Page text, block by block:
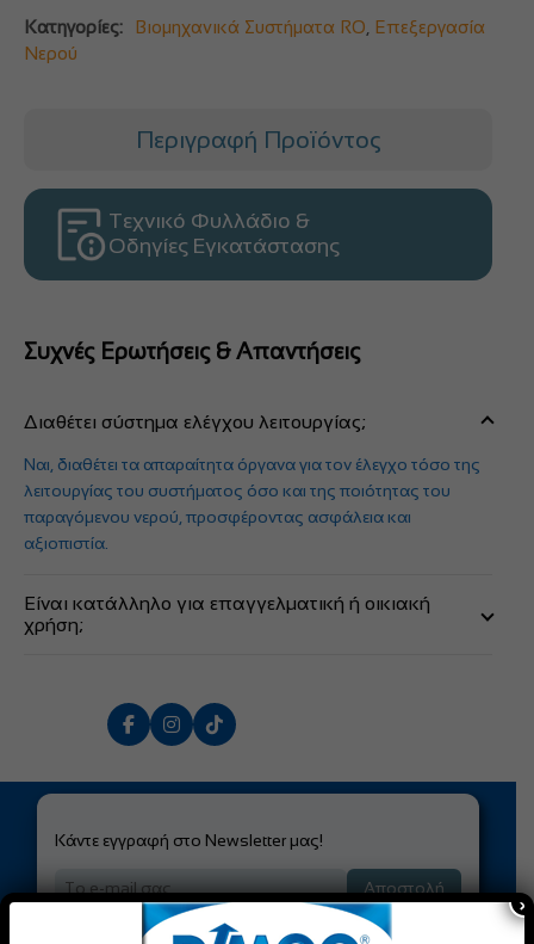
Κατηγορίες:
Βιομηχανικά Συστήματα RO Επεξεργασία
Νερού
Περιγραφή Προϊόντος
Τεχνικό Φυλλάδιο &
Οδηγίες Εγκατάστασης
Συχνές Ερωτήσεις & Απαντήσεις
Διαθέτει σύστημα ελέγχου λειτουργίας;
Ναι, διαθέτει τα απαραίτητα όργανα για τον έλεγχο τόσο της
λειτουργίας του συστήματος όσο και της ποιότητας του
παραγόμενου νερού, προσφέροντας ασφάλεια και
αξιοπιστία.
Είναι κατάλληλο για επαγγελματική ή οικιακή
χρήση;
αφαλάτωσης νερού και παραγωγής πόσιμου νερού από
δύσκολες πηγές.
Κάντε εγγραφή στο Newsletter μας!
Αποστολή ×